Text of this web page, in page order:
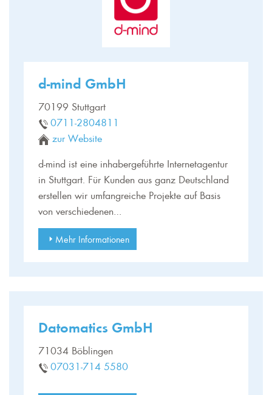
d-mind GmbH
d-mind ist eine inhabergeführte Internetagentur
in Stuttgart. Für Kunden aus ganz Deutschland
erstellen wir umfangreiche Projekte auf Basis
von verschiedenen…
Mehr Informationen
70199 Stuttgart
0711-2804811
zur Website
Datomatics GmbH
71034 Böblingen
07031-714 5580